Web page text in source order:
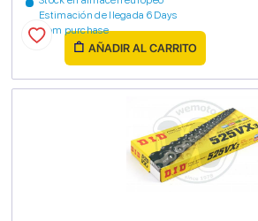
Estimación de llegada 6 Days
from purchase
AÑADIR AL CARRITO